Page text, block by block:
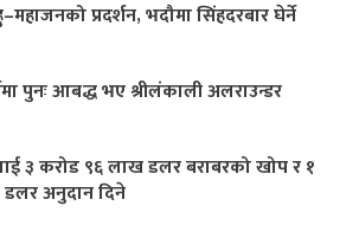
प्रदर्शन, भदौमा सिंहदरबार घेर्ने
पुनः आबद्ध भए श्रीलंकाली अलराउन्डर
३ करोड ९६ लाख डलर बराबरको खोप र १
अनुदान दिने